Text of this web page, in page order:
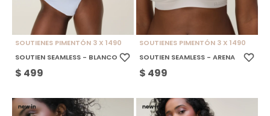
SOUTIENES PIMENTÓN 3 X 1490
SOUTIEN SEAMLESS - BLANCO
$ 499
SOUTIENES PIMENTÓN 3 X 1490
SOUTIEN SEAMLESS - ARENA
$ 499